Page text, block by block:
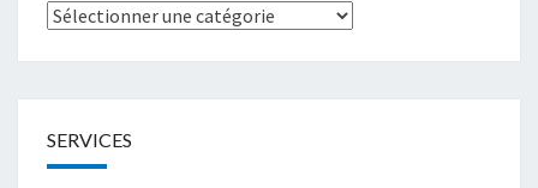
Catégories
du
club
SERVICES